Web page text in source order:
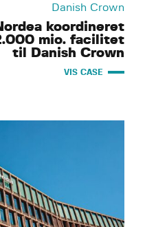
Danish Crown
koordineret
mio. facilitet
til Danish Crown
VIS CASE